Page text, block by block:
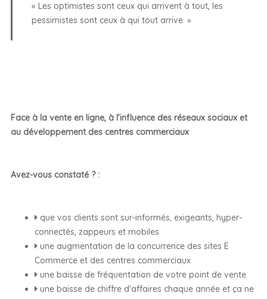
« Les optimistes sont ceux qui arrivent à tout, les
pessimistes sont ceux à qui tout arrive. »
Face à la vente en ligne, à l’influence des réseaux sociaux et
au développement des centres commerciaux
Avez-vous constaté ? :
que vos clients sont sur-informés, exigeants, hyper-
connectés, zappeurs et mobiles
une augmentation de la concurrence des sites E
Commerce et des centres commerciaux
une baisse de fréquentation de votre point de vente
une baisse de chiffre d'affaires chaque année et ça ne